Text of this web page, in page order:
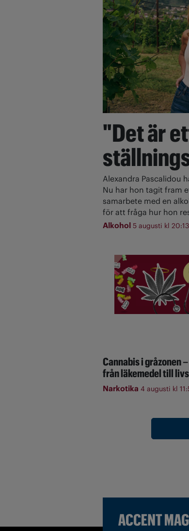
"Det är
Alexandra Pascalidou
Nu har hon tagit fram
samarbete med en
för att fråga hur hon
Alkohol 5 augusti kl 20:13
Cannabis i gråzonen –
från läkemedel till
Narkotika 4 augusti kl